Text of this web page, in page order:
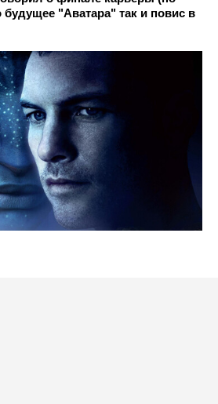
"Аватара" так и повис в